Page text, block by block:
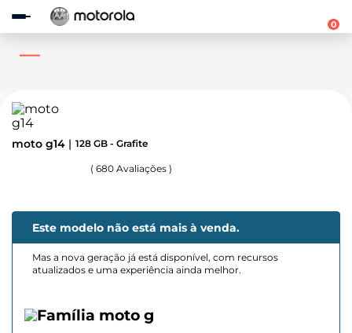
Observação:
este
site
acessibilidade.
0
moto g14 128 GB - Grafite
( 680 Avaliações )
Este modelo não está mais à venda.
Mas a nova geração já está disponível, com recursos
atualizados e uma experiência ainda melhor.
Família moto g